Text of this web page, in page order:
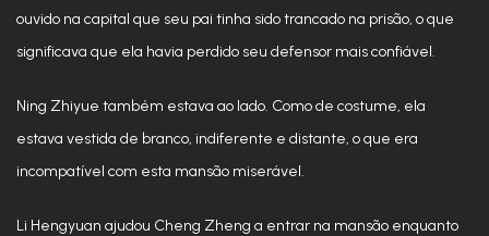
ouvido na capital que seu pai tinha sido trancado na prisão, o que
significava que ela havia perdido seu defensor mais confiável.
Ning Zhiyue também estava ao lado. Como de costume, ela
estava vestida de branco, indiferente e distante, o que era
incompatível com esta mansão miserável.
Li Hengyuan ajudou Cheng Zheng a entrar na mansão enquanto